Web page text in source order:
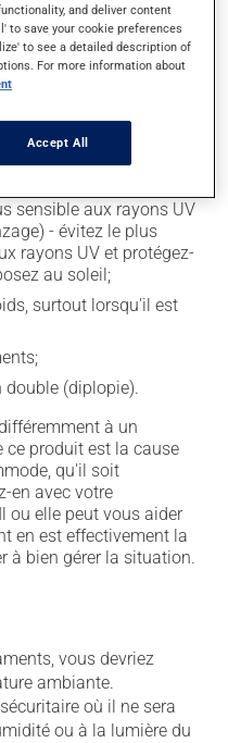
ce produit peut à
indésirables (effets
prudent avant de
sensible aux rayons UV
- évitez le plus
rayons UV et protégez-
au soleil;
surtout lorsqu'il est
double (diplopie).
à un
ce produit est la cause
qu'il soit
en avec votre
ou elle peut vous aider
en est effectivement la
à bien gérer la situation.
vous devriez
ambiante.
où il ne sera
ou à la lumière du
and deliver content
to save your cookie preferences
to see a detailed description of
For more information about
Accept All